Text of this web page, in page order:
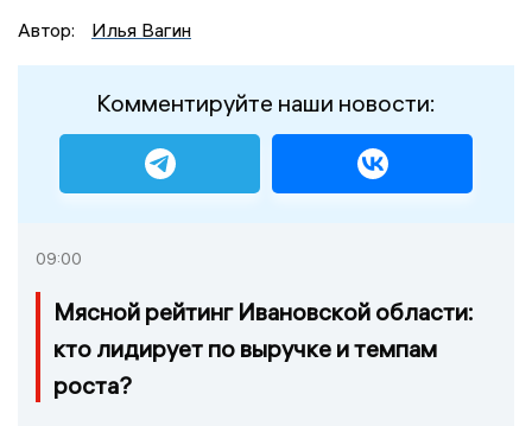
Автор:
Илья Вагин
Комментируйте наши новости:
09:00
Мясной рейтинг Ивановской области:
кто лидирует по выручке и темпам
роста?